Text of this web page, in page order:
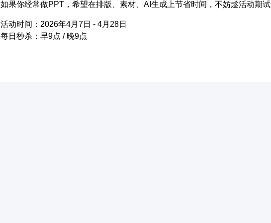
如果你经常做PPT，希望在排版、素材、AI生成上节省时间，不妨趁活动期
活动时间：2026年4月7日 - 4月28日
每日秒杀：早9点 / 晚9点